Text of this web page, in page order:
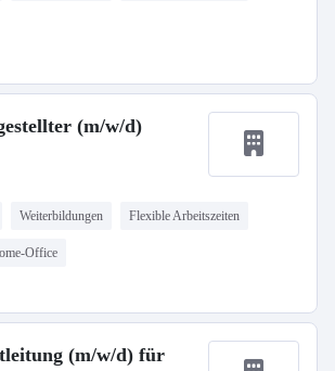
(m/w/d)
Weiterbildungen Flexible Arbeitszeiten
Office
(m/w/d) für